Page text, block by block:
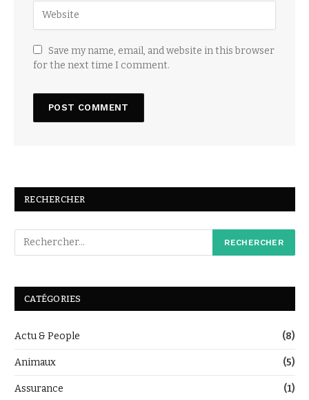
Save my name, email, and website in this browser
for the next time I comment.
RECHERCHER
CATÉGORIES
Actu & People (8)
Animaux (5)
Assurance (1)